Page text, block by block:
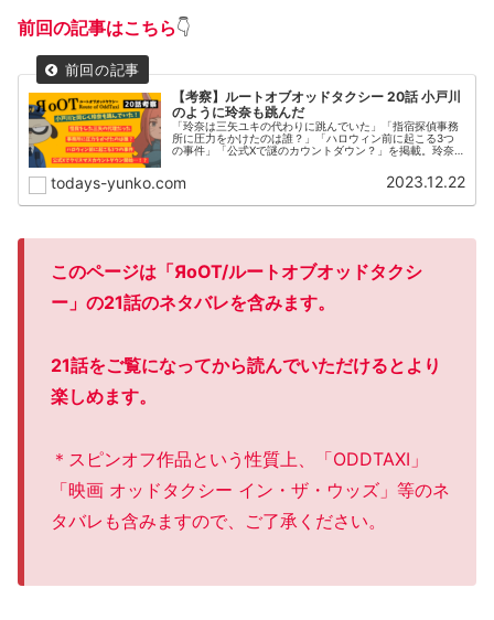
前回の記事はこちら👇
【考察】ルートオブオッドタクシー 20話 小戸川
のように玲奈も跳んだ
「玲奈は三矢ユキの代わりに跳んでいた」「指宿探偵事務
所に圧力をかけたのは誰？」「ハロウィン前に起こる3つ
の事件」「公式Xで謎のカウントダウン？」を掲載。玲奈
todays-yunko.com 2023.12.22
このページは「ЯoOT/ルートオブオッドタクシ
ー」の21話のネタバレを含みます。
21話をご覧になってから読んでいただけるとより
楽しめます。
＊スピンオフ作品という性質上、「ODDTAXI」
「映画 オッドタクシー イン・ザ・ウッズ」等のネ
タバレも含みますので、ご了承ください。